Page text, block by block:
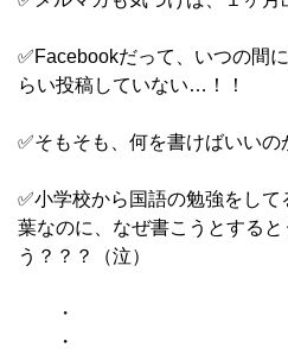
✅Facebookだって、いつの間
らい投稿していない…！！
✅そもそも、何を書けばいいの
✅小学校から国語の勉強をし
葉なのに、なぜ書こうとする
う？？？（泣）
・
・